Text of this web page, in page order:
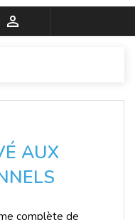

AUX
complète de